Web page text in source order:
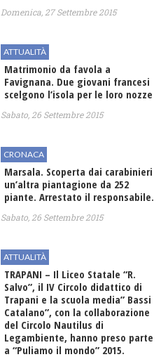
Domenica, 27 Settembre 2015
ATTUALITÀ
Matrimonio da favola a
Favignana. Due giovani francesi
scelgono l’isola per le loro nozze
Sabato, 26 Settembre 2015
CRONACA
Marsala. Scoperta dai carabinieri
un’altra piantagione da 252
piante. Arrestato il responsabile.
Sabato, 26 Settembre 2015
ATTUALITÀ
TRAPANI – Il Liceo Statale “R.
Salvo”, il IV Circolo didattico di
Trapani e la scuola media” Bassi
Catalano”, con la collaborazione
del Circolo Nautilus di
Legambiente, hanno preso parte
a “Puliamo il mondo” 2015.